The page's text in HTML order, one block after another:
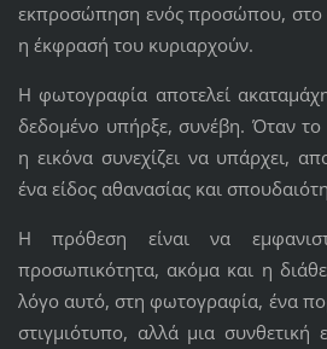
εκπροσώπηση ενός προσώπου,
η έκφρασή του κυριαρχούν.
Η φωτογραφία αποτελεί
δεδομένο υπήρξε, συνέβη. Όταν το
η εικόνα συνεχίζει να υπάρχει,
ένα είδος αθανασίας και
Η πρόθεση είναι να
προσωπικότητα, ακόμα και η
λόγο αυτό, στη φωτογραφία, ένα
στιγμιότυπο, αλλά μια συνθετική